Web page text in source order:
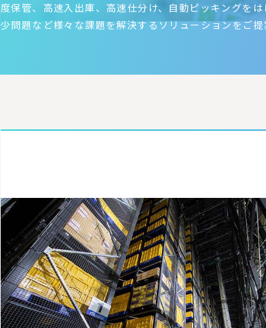
度保管、高速入出庫、高速仕分け、自動ピッキングを
少問題など様々な課題を解決するソリューションをご